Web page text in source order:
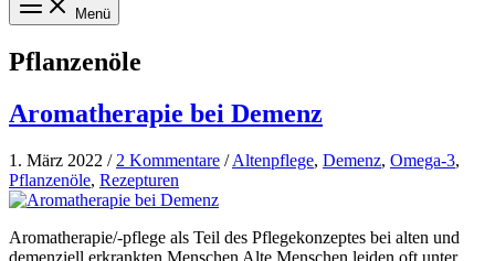
Menü
Pflanzenöle
Aromatherapie bei Demenz
1. März 2022 / 2 Kommentare /Altenpflege, Demenz, Omega-3,
Pflanzenöle, Rezepturen
Aromatherapie/-pflege als Teil des Pflegekonzeptes bei alten und
demenziell erkrankten Menschen Alte Menschen leiden oft unter